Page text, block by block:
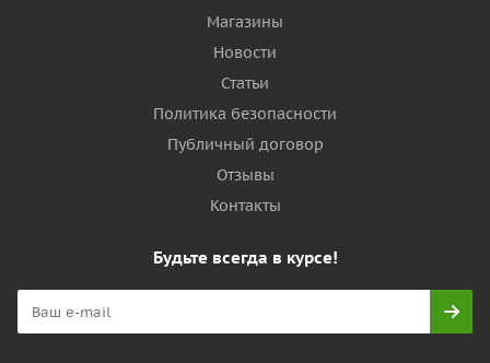
Магазины
Новости
Статьи
Политика безопасности
Публичный договор
Отзывы
Контакты
Будьте всегда в курсе!